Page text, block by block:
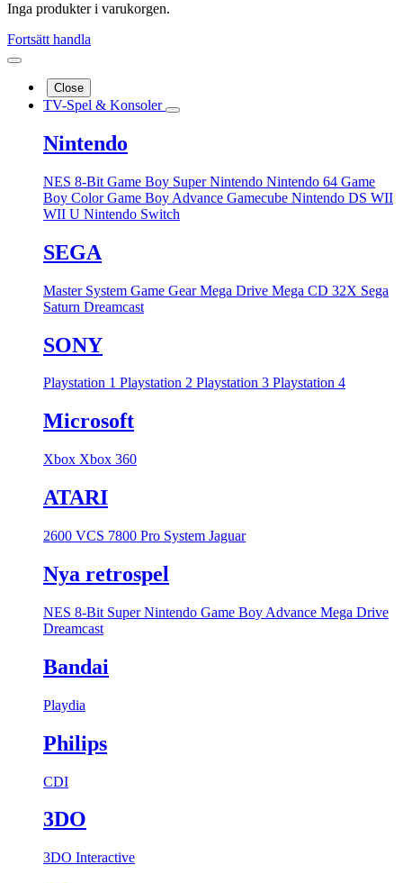
Inga produkter i varukorgen.
Fortsätt handla
Close
TV-Spel & Konsoler
Nintendo
NES 8-Bit Game Boy Super Nintendo Nintendo 64 Game
Boy ColorGame Boy Advance Gamecube Nintendo DS WII
WII U Nintendo Switch
SEGA
Master System Game GearMega Drive Mega CD 32X Sega
Saturn Dreamcast
SONY
Playstation 1 Playstation 2 Playstation 3 Playstation 4
Microsoft
Xbox Xbox 360
ATARI
2600 VCS 7800 Pro System Jaguar
Nya retrospel
NES 8-Bit Super Nintendo Game Boy Advance Mega Drive
Dreamcast
Bandai
Playdia
Philips
CDI
3DO
3DO Interactive